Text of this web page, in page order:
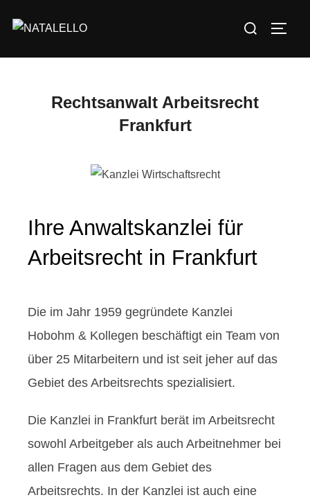
Rechtsanwalt Arbeitsrecht
Frankfurt
Ihre Anwaltskanzlei für
Arbeitsrecht in Frankfurt
Die im Jahr 1959 gegründete Kanzlei
Hobohm & Kollegen beschäftigt ein Team von
über 25 Mitarbeitern und ist seit jeher auf das
Gebiet des Arbeitsrechts spezialisiert.
Die Kanzlei in Frankfurt berät im Arbeitsrecht
sowohl Arbeitgeber als auch Arbeitnehmer bei
allen Fragen aus dem Gebiet des
Arbeitsrechts. In der Kanzlei ist auch eine